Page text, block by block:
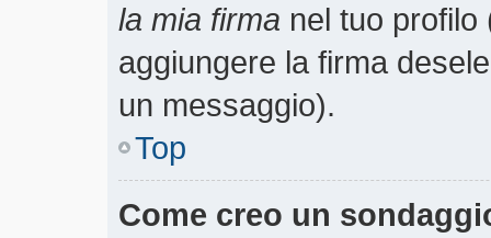
la mia firma nel tuo
aggiungere la firma
un messaggio).
Top
Come creo un